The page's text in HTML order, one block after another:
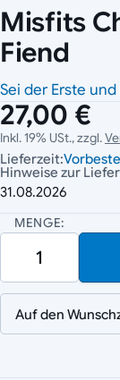
Misfits
Fiend
Sei der Erste
27,00 €
Inkl. 19% USt., zzgl.
Lieferzeit:
Hinweise zur
31.08.2026
MENGE:
Auf den